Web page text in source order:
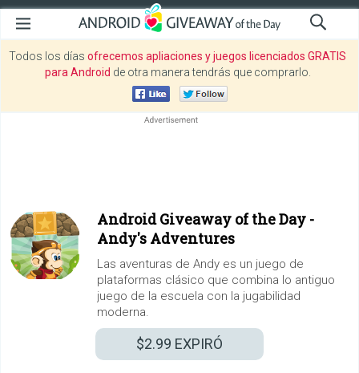
Todos los días ofrecemos apliaciones y juegos licenciados GRATIS
para Android de otra manera tendrás que comprarlo.
Android Giveaway of the Day -
Andy's Adventures
Las aventuras de Andy es un juego de
plataformas clásico que combina lo antiguo
juego de la escuela con la jugabilidad
moderna.
$2.99 EXPIRÓ